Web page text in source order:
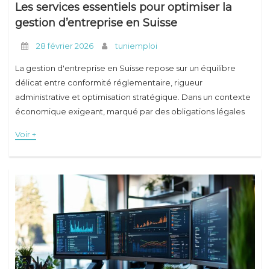
Les services essentiels pour optimiser la
gestion d’entreprise en Suisse
28 février 2026 tuniemploi
La gestion d'entreprise en Suisse repose sur un équilibre
délicat entre conformité réglementaire, rigueur
administrative et optimisation stratégique. Dans un contexte
économique exigeant, marqué par des obligations légales
s'appuyer sur des services
Voir +